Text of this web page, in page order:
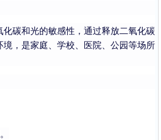
碳和光的敏感性，通过释放二氧化碳
，是家庭、学校、医院、公园等场所